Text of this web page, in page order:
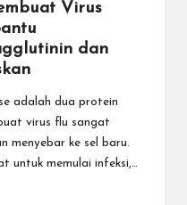
Virus
dan
adalah dua protein
virus flu sangat
menyebar ke sel baru.
untuk memulai infeksi,…